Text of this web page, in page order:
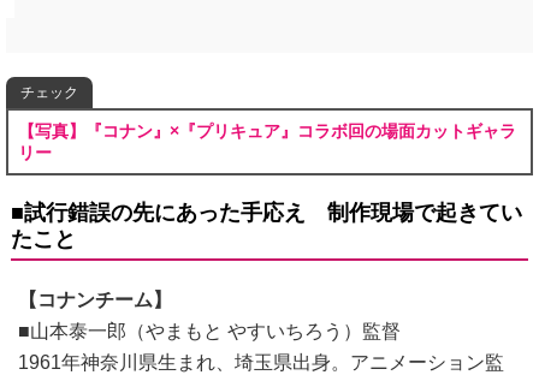
チェック
【写真】『コナン』×『プリキュア』コラボ回の場面カットギャラ
リー
■試行錯誤の先にあった手応え 制作現場で起きてい
たこと
【コナンチーム】
■山本泰一郎（やまもと やすいちろう）監督
1961年神奈川県生まれ、埼玉県出身。アニメーション監